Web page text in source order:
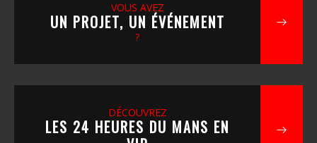
VOUS AVEZ
UN PROJET, UN ÉVÉNEMENT
?
DÉCOUVREZ
LES 24 HEURES DU MANS EN